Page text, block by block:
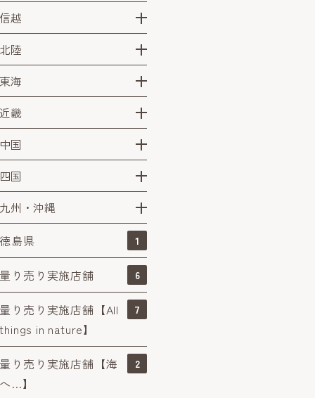
信越
北陸
東海
近畿
中国
四国
九州・沖縄
徳島県
1
量り売り実施店舗 6
量り売り実施店舗【All
things in nature】
7
量り売り実施店舗【海
へ…】
2